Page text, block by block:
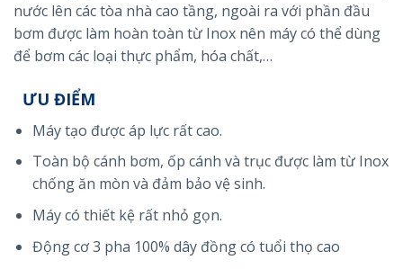
nước lên các tòa nhà cao tầng, ngoài ra với phần đầu
bơm được làm hoàn toàn từ Inox nên máy có thể dùng
để bơm các loại thực phẩm, hóa chất,…
ƯU ĐIỂM
Máy tạo được áp lực rất cao.
Toàn bộ cánh bơm, ốp cánh và trục được làm từ Inox
chống ăn mòn và đảm bảo vệ sinh.
Máy có thiết kệ rất nhỏ gọn.
Động cơ 3 pha 100% dây đồng có tuổi thọ cao